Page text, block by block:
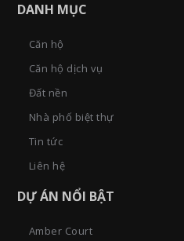
DANH MỤC
Căn hộ
Căn hộ dịch vụ
Đất nền
Nhà phố biệt thự
Tin tức
Liên hệ
DỰ ÁN NỔI BẬT
Amber Court